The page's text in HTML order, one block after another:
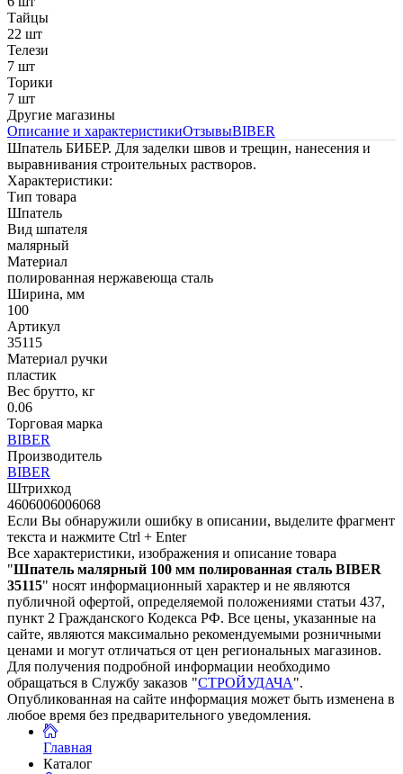
Тайцы
22 шт
Телези
7 шт
Торики
7 шт
Другие магазины
Описание и характеристикиОтзывыBIBER
Шпатель БИБЕР. Для заделки швов и трещин, нанесения и
выравнивания строительных растворов.
Характеристики:
Тип товара
Шпатель
Вид шпателя
малярный
Материал
полированная нержавеюща сталь
Ширина, мм
100
Артикул
35115
Материал ручки
пластик
Вес брутто, кг
0.06
Торговая марка
BIBER
Производитель
BIBER
Штрихкод
4606006006068
Если Вы обнаружили ошибку в описании, выделите фрагмент
текста и нажмите Ctrl + Enter
Все характеристики, изображения и описание товара
"Шпатель малярный 100 мм полированная сталь BIBER
35115" носят информационный характер и не являются
публичной офертой, определяемой положениями статьи 437,
пункт 2 Гражданского Кодекса РФ. Все цены, указанные на
сайте, являются максимально рекомендуемыми розничными
ценами и могут отличаться от цен региональных магазинов.
Для получения подробной информации необходимо
обращаться в Службу заказов "СТРОЙУДАЧА".
Опубликованная на сайте информация может быть изменена в
любое время без предварительного уведомления.
Главная
Каталог